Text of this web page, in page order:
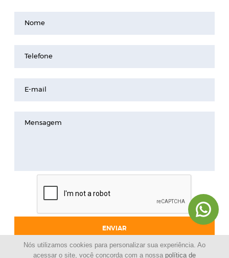
Nome
Telefone
E-mail
Mensagem
ENVIAR
Nós utilizamos cookies para personalizar sua experiência. Ao
acessar o site, você concorda com a nossa política de